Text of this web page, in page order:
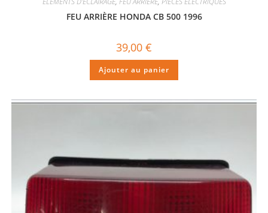
FEU ARRIÈRE HONDA CB 500 1996
39,00 €
Ajouter au panier